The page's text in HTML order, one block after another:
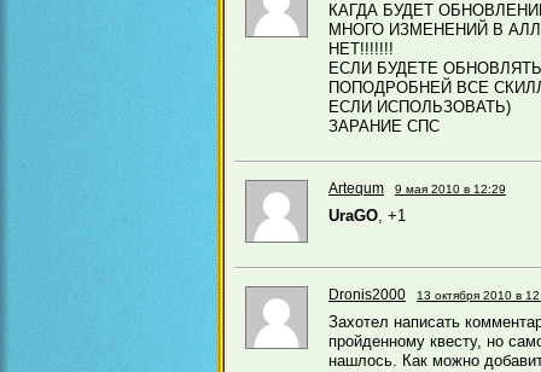
КАГДА БУДЕТ
МНОГО ИЗМЕНЕНИЙ В
НЕТ!!!!!!!
ЕСЛИ БУДЕТЕ
ПОПОДРОБНЕЙ ВСЕ
ЕСЛИ ИСПОЛЬЗОВАТЬ)
ЗАРАНИЕ СПС
Artequm 9 мая 2010 в 12:29
UraGO, +1
Dronis2000 13 октября 2010 в
Захотел написать
пройденному квесту, но
нашлось. Как можно